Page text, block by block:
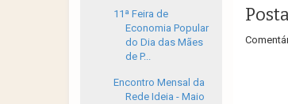
11ª Feira de
Economia Popular
do Dia das Mães
de P...
Encontro Mensal da
Rede Ideia - Maio